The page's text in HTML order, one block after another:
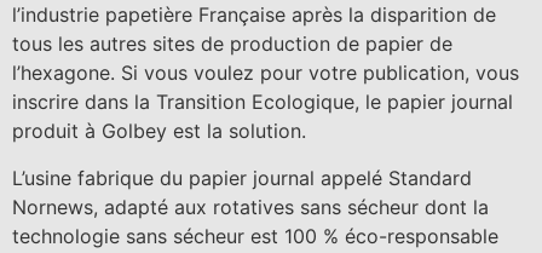
l’industrie papetière Française après la disparition de
tous les autres sites de production de papier de
l’hexagone. Si vous voulez pour votre publication, vous
inscrire dans la Transition Ecologique, le papier journal
produit à Golbey est la solution.
L’usine fabrique du papier journal appelé Standard
Nornews, adapté aux rotatives sans sécheur dont la
technologie sans sécheur est 100 % éco-responsable